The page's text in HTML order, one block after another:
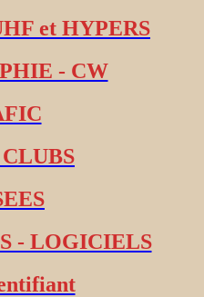
et HYPERS
- CW
- LOGICIELS